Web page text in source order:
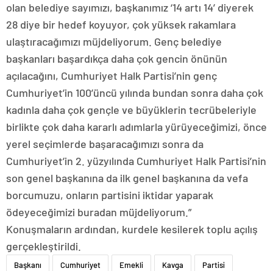
olan belediye sayımızı, başkanımız ‘14 artı 14’ diyerek
28 diye bir hedef koyuyor, çok yüksek rakamlara
ulaştıracağımızı müjdeliyorum. Genç belediye
başkanları başardıkça daha çok gencin önünün
açılacağını, Cumhuriyet Halk Partisi’nin genç
Cumhuriyet’in 100’üncü yılında bundan sonra daha çok
kadınla daha çok gençle ve büyüklerin tecrübeleriyle
birlikte çok daha kararlı adımlarla yürüyeceğimizi, önce
yerel seçimlerde başaracağımızı sonra da
Cumhuriyet’in 2. yüzyılında Cumhuriyet Halk Partisi’nin
son genel başkanına da ilk genel başkanına da vefa
borcumuzu, onların partisini iktidar yaparak
ödeyeceğimizi buradan müjdeliyorum.”
Konuşmaların ardından, kurdele kesilerek toplu açılış
gerçekleştirildi.
Başkanı Cumhuriyet Emekli Kavga Partisi